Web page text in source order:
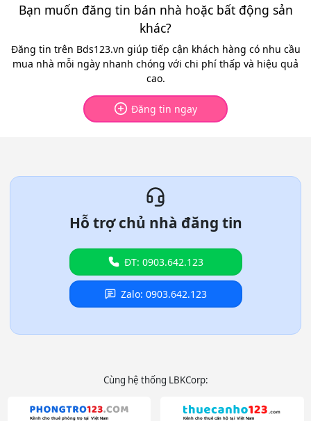
Bạn muốn đăng tin bán nhà hoặc bất động sản
khác?
Đăng tin trên Bds123.vn giúp tiếp cận khách hàng có nhu cầu
mua nhà mỗi ngày nhanh chóng với chi phí thấp và hiệu quả
cao.
Đăng tin ngay
Hỗ trợ chủ nhà đăng tin
ĐT: 0903.642.123
Zalo: 0903.642.123
Cùng hệ thống LBKCorp: